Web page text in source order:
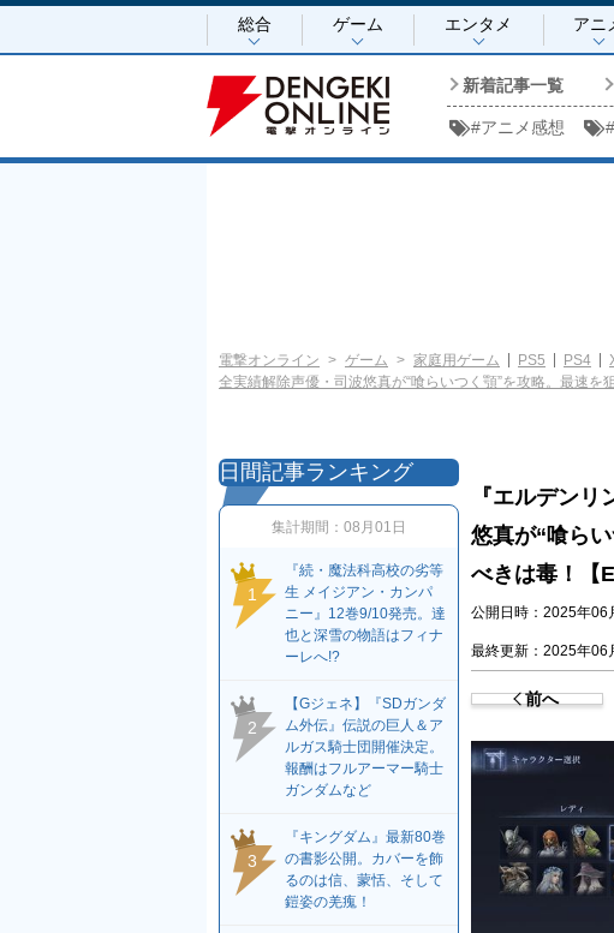
総合 ゲーム エンタメ アニ
新着記事一覧
#アニメ感想 #
電撃オンライン ゲーム 家庭用ゲーム PS5 PS4
全実績解除声優・司波悠真が“喰らいつく顎”を攻略。最速
『エルデン
悠真が“喰ら
べきは毒！【
公開日時：2025年06
最終更新：2025年06
前へ
日間記事ランキング
集計期間： 08月01日
1
『続・魔法科高校の劣等
生 メイジアン・カンパ
ニー』12巻9/10発売。達
也と深雪の物語はフィナ
ーレへ!?
2
【Gジェネ】『SDガンダ
ム外伝』伝説の巨人＆ア
ルガス騎士団開催決定。
報酬はフルアーマー騎士
ガンダムなど
3
『キングダム』最新80巻
の書影公開。カバーを飾
るのは信、蒙恬、そして
鎧姿の羌瘣！